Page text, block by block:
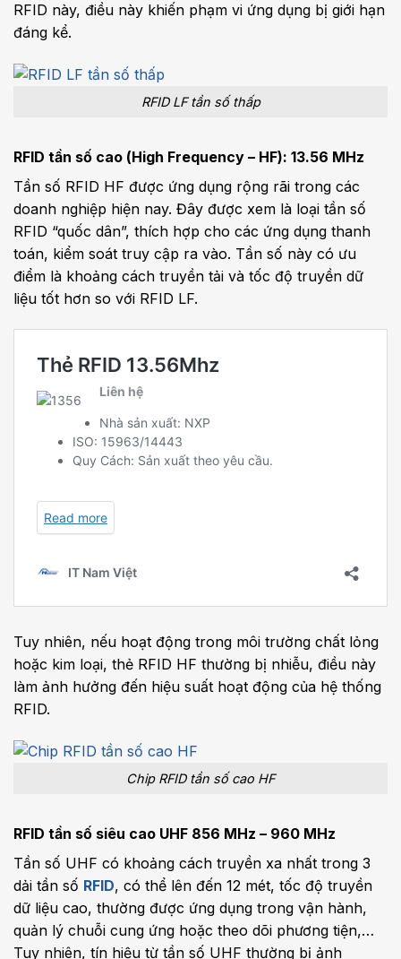
RFID này, điều này khiến phạm vi ứng dụng bị giới hạn
đáng kể.
RFID LF tần số thấp
RFID tần số cao (High Frequency – HF): 13.56 MHz
Tần số RFID HF được ứng dụng rộng rãi trong các
doanh nghiệp hiện nay. Đây được xem là loại tần số
RFID “quốc dân”, thích hợp cho các ứng dụng thanh
toán, kiểm soát truy cập ra vào. Tần số này có ưu
điểm là khoảng cách truyền tải và tốc độ truyền dữ
liệu tốt hơn so với RFID LF.
Tuy nhiên, nếu hoạt động trong môi trường chất lỏng
hoặc kim loại, thẻ RFID HF thường bị nhiễu, điều này
làm ảnh hưởng đến hiệu suất hoạt động của hệ thống
RFID.
Chip RFID tần số cao HF
RFID tần số siêu cao UHF 856 MHz – 960 MHz
Tần số UHF có khoảng cách truyền xa nhất trong 3
dải tần số RFID, có thể lên đến 12 mét, tốc độ truyền
dữ liệu cao, thường được ứng dụng trong vận hành,
quản lý chuỗi cung ứng hoặc theo dõi phương tiện,…
Tuy nhiên, tín hiệu từ tần số UHF thường bị ảnh